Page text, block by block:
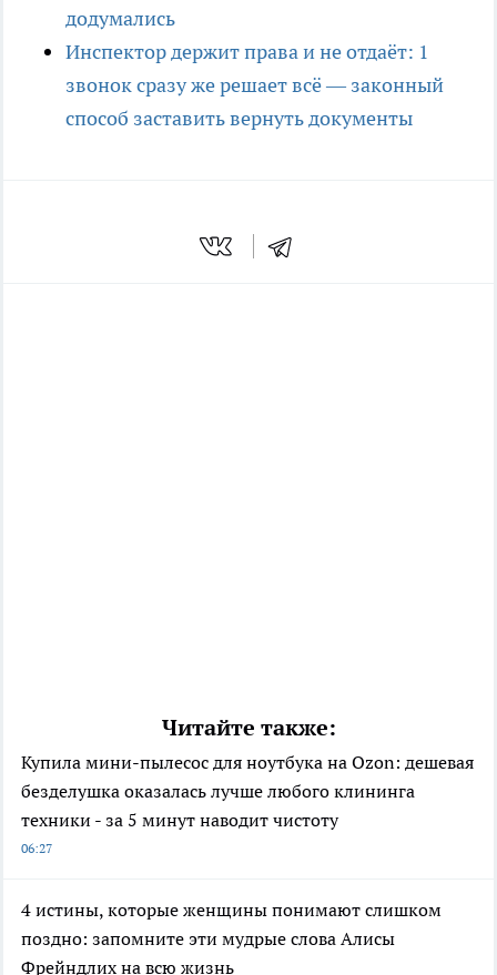
додумались
Инспектор держит права и не отдаёт: 1
звонок сразу же решает всё — законный
способ заставить вернуть документы
Читайте также:
Купила мини-пылесос для ноутбука на Ozon: дешевая
безделушка оказалась лучше любого клининга
техники - за 5 минут наводит чистоту
06:27
4 истины, которые женщины понимают слишком
поздно: запомните эти мудрые слова Алисы
Фрейндлих на всю жизнь